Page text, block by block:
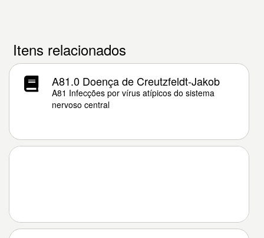
Itens relacionados
A81.0 Doença de Creutzfeldt-Jakob
A81 Infecções por vírus atípicos do sistema
nervoso central